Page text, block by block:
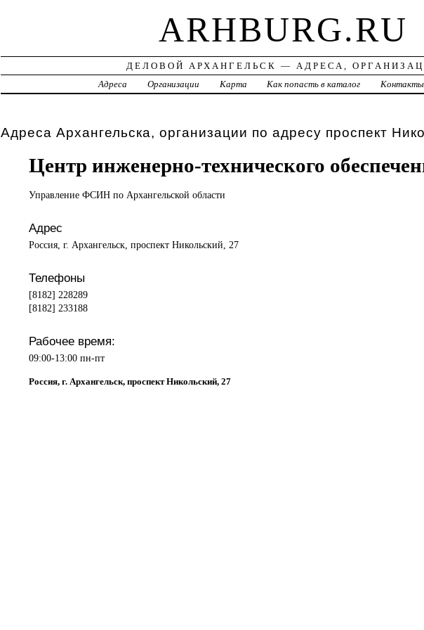
ARHBURG.RU
ДЕЛОВОЙ АРХАНГЕЛЬСК — АДРЕСА,
Адреса
Организации Карта Как попасть в каталог Контакты
Адреса Архангельска, организации по адресу проспект
Центр инженерно-технического
Управление ФСИН по Архангельской области
Адрес
Россия, г. Архангельск, проспект Никольский, 27
Телефоны
[8182] 228289
[8182] 233188
Рабочее время:
09:00-13:00 пн-пт
Россия, г. Архангельск, проспект Никольский, 27